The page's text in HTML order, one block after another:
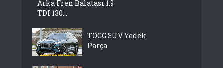
Arka Fren Balatası 1.9
TDI 130...
TOGG SUV Yedek
Parça